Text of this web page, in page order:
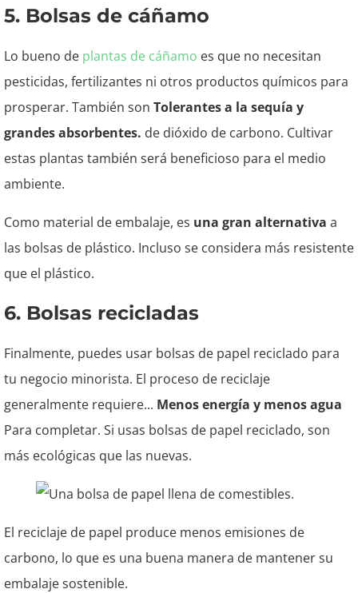
5. Bolsas de cáñamo
Lo bueno de plantas de cáñamo es que no necesitan
pesticidas, fertilizantes ni otros productos químicos para
prosperar. También son Tolerantes a la sequía y
grandes absorbentes. de dióxido de carbono. Cultivar
estas plantas también será beneficioso para el medio
ambiente.
Como material de embalaje, es una gran alternativa a
las bolsas de plástico. Incluso se considera más resistente
que el plástico.
6. Bolsas recicladas
Finalmente, puedes usar bolsas de papel reciclado para
tu negocio minorista. El proceso de reciclaje
generalmente requiere... Menos energía y menos agua
Para completar. Si usas bolsas de papel reciclado, son
más ecológicas que las nuevas.
El reciclaje de papel produce menos emisiones de
carbono, lo que es una buena manera de mantener su
embalaje sostenible.